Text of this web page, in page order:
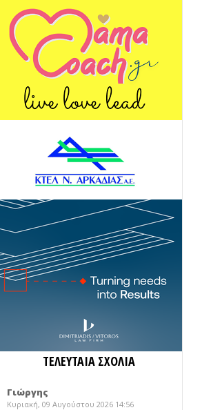
ΤΕΛΕΥΤΑΙΑ ΣΧΟΛΙΑ
Γιώργης
Κυριακή, 09 Αυγούστου 2026 14:56